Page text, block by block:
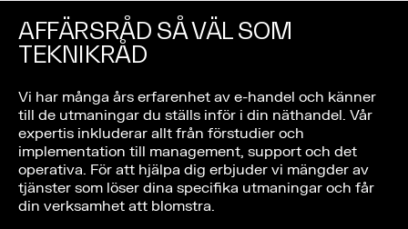
AFFÄRSRÅD SÅ VÄL SOM
TEKNIKRÅD
Vi har många års erfarenhet av e-handel och känner
till de utmaningar du ställs inför i din näthandel. Vår
expertis inkluderar allt från förstudier och
implementation till management, support och det
operativa. För att hjälpa dig erbjuder vi mängder av
tjänster som löser dina specifika utmaningar och får
din verksamhet att blomstra.